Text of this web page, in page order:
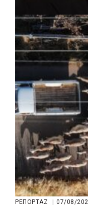
ΡΕΠΟΡΤΑΖ | 07/08/
Ο Δούκας για
μάχη των
μου να
ΡΕΠΟΡΤΑΖ 07/08/